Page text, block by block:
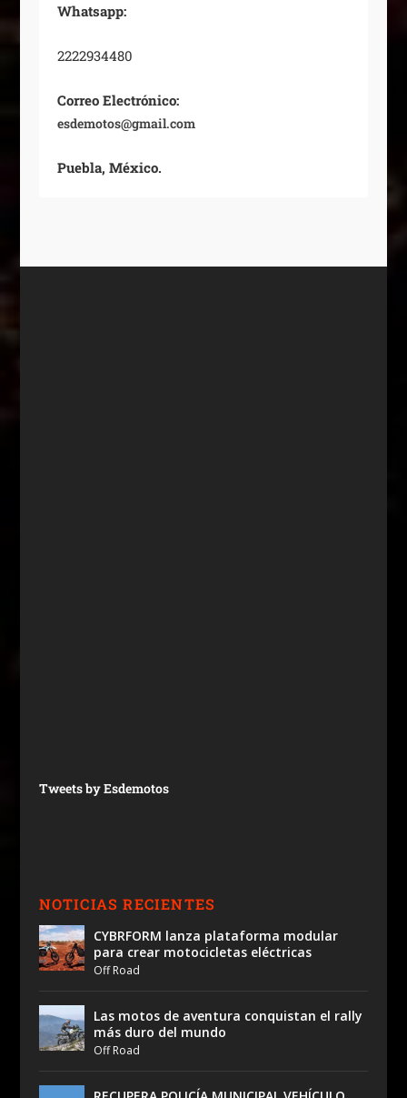
Whatsapp:
2222934480
Correo Electrónico:
esdemotos@gmail.com
Puebla, México.
Tweets by Esdemotos
NOTICIAS RECIENTES
CYBRFORM lanza plataforma modular
para crear motocicletas eléctricas
Off Road
Las motos de aventura conquistan el rally
más duro del mundo
Off Road